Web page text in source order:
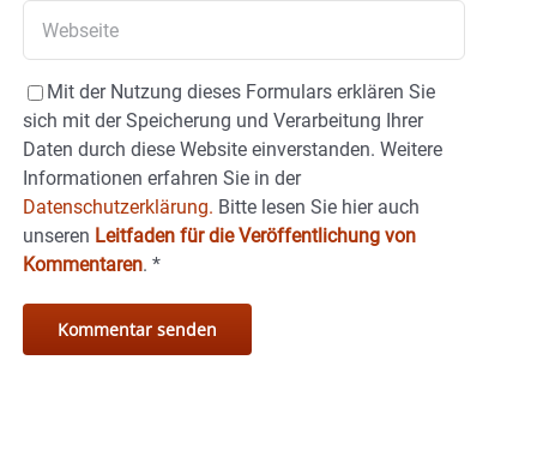
Mit der Nutzung dieses Formulars erklären Sie
sich mit der Speicherung und Verarbeitung Ihrer
Daten durch diese Website einverstanden. Weitere
Informationen erfahren Sie in der
Datenschutzerklärung. Bitte lesen Sie hier auch
unseren Leitfaden für die Veröffentlichung von
Kommentaren. *